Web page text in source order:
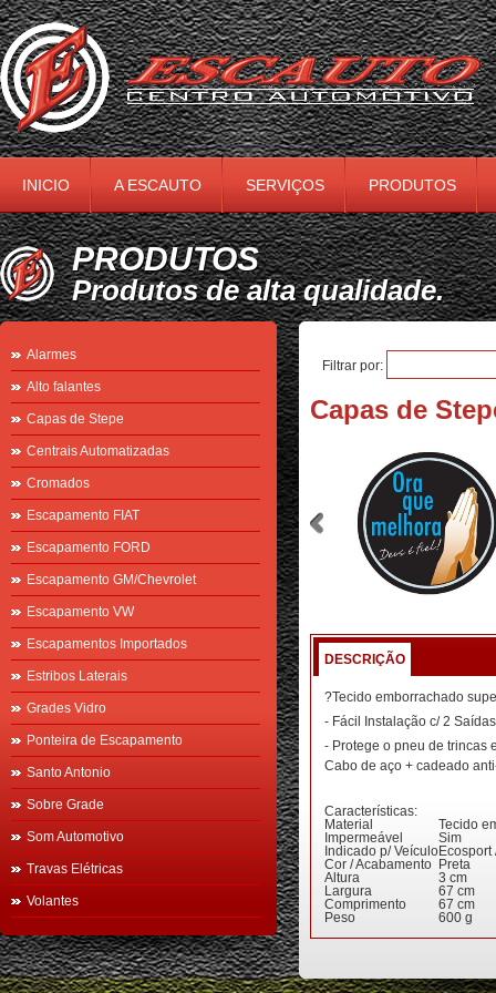
INICIO A ESCAUTO SERVIÇOS PRODUTOS
PRODUTOS
Produtos de alta qualidade.
Alarmes
Alto falantes
Capas de Stepe
Centrais Automatizadas
Cromados
Escapamento FIAT
Escapamento FORD
Escapamento GM/Chevrolet
Escapamento VW
Escapamentos Importados
Estribos Laterais
Grades Vidro
Ponteira de Escapamento
Santo Antonio
Sobre Grade
Som Automotivo
Travas Elétricas
Volantes
Filtrar por:
Capas de
DESCRIÇÃO
?Tecido emborrachado
- Fácil Instalação c/ 2
- Protege o pneu de trincas
Cabo de aço + cadeado
Características:
Material
Tecido
Impermeável
Sim
Indicado p/ VeículoEcosport
Cor / Acabamento Preta
Altura
3 cm
Largura
67 cm
Comprimento
67 cm
Peso
600 g